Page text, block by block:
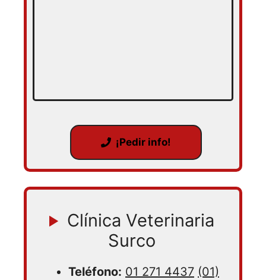
¡Pedir info!
Clínica Veterinaria
Surco
Teléfono: 01 271 4437 (01)